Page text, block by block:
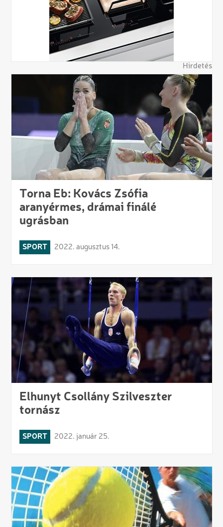
Hirdetés
Torna Eb: Kovács Zsófia
aranyérmes, drámai finálé
ugrásban
SPORT 2022. augusztus 14.
Elhunyt Csollány Szilveszter
tornász
SPORT 2022. január 25.